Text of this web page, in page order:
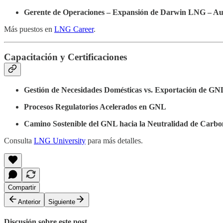
Gerente de Operaciones – Expansión de Darwin LNG –
Más puestos en LNG Career.
Capacitación y Certificaciones
Gestión de Necesidades Domésticas vs. Exportación de
Procesos Regulatorios Acelerados en GNL
Camino Sostenible del GNL hacia la Neutralidad de
Consulta LNG University para más detalles.
Compartir
Anterior
Siguiente